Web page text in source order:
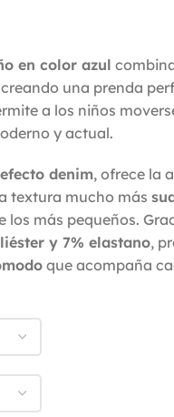
en color azul
una prenda
a los niños
y actual.
denim, ofrece la
textura mucho más
los más pequeños.
y 7% elastano,
que acompaña